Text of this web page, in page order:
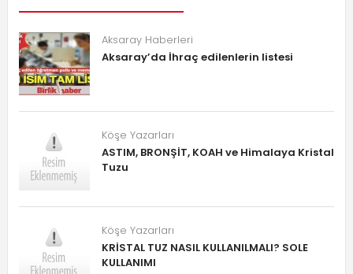
Aksaray Haberleri
Aksaray’da İhraç edilenlerin listesi
Köşe Yazarları
ASTIM, BRONŞİT, KOAH ve Himalaya Kristal
Tuzu
Köşe Yazarları
KRİSTAL TUZ NASIL KULLANILMALI? SOLE
KULLANIMI